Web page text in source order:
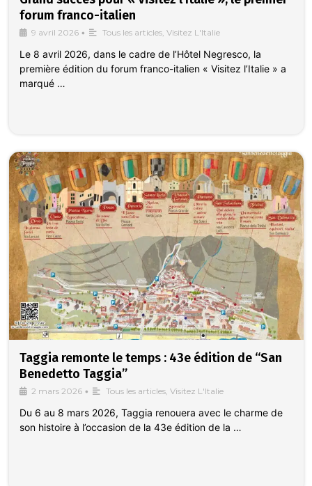
forum franco-italien
9 avril 2026 • Tous les articles, Visitez L'Italie
Le 8 avril 2026, dans le cadre de l’Hôtel Negresco, la
première édition du forum franco-italien « Visitez l’Italie » a
marqué …
Taggia remonte le temps : 43e édition de “San
Benedetto Taggia”
2 mars 2026 • Tous les articles, Visitez L'Italie
Du 6 au 8 mars 2026, Taggia renouera avec le charme de
son histoire à l’occasion de la 43e édition de la …